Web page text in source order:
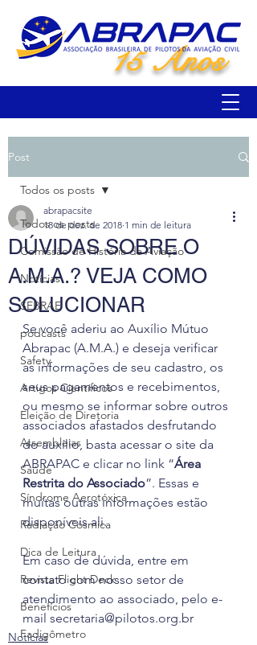
15 Anos
Post
Todos os posts
Comissão de História da Aviação
Notícias
SEBRAE
podcasts
Safety
Artigos Científicos
Eleição de Diretoria
Assembleias
Saúde
Síndrome Aerotóxica
Radiação Cósmica
Dica de Leitura
Revista Flight Deck
Benefícios
Fadigômetro
Todos os posts
DÚVIDAS SOBRE O
A.M.A.? VEJA COMO
SOLUCIONAR
abrapacsite
18 de dez. de 2018 1 min de leitura
Se você aderiu ao Auxílio Mútuo
Abrapac (A.M.A.) e deseja verificar
as informações de seu cadastro, os
seus pagamentos e recebimentos,
ou mesmo se informar sobre outros
associados afastados desfrutando
do auxílio, basta acessar o site da
ABRAPAC e clicar no link “Área
Restrita do Associado”. Essas e
muitas outras informações estão
disponíveis ali.
Em caso de dúvida, entre em
contato com nosso setor de
atendimento ao associado, pelo e-
mail secretaria@pilotos.org.br
Notícias